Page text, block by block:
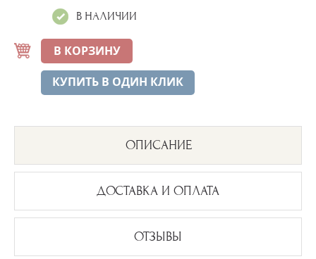
В НАЛИЧИИ
В КОРЗИНУ
КУПИТЬ В ОДИН КЛИК
ОПИСАНИЕ
ДОСТАВКА И ОПЛАТА
ОТЗЫВЫ